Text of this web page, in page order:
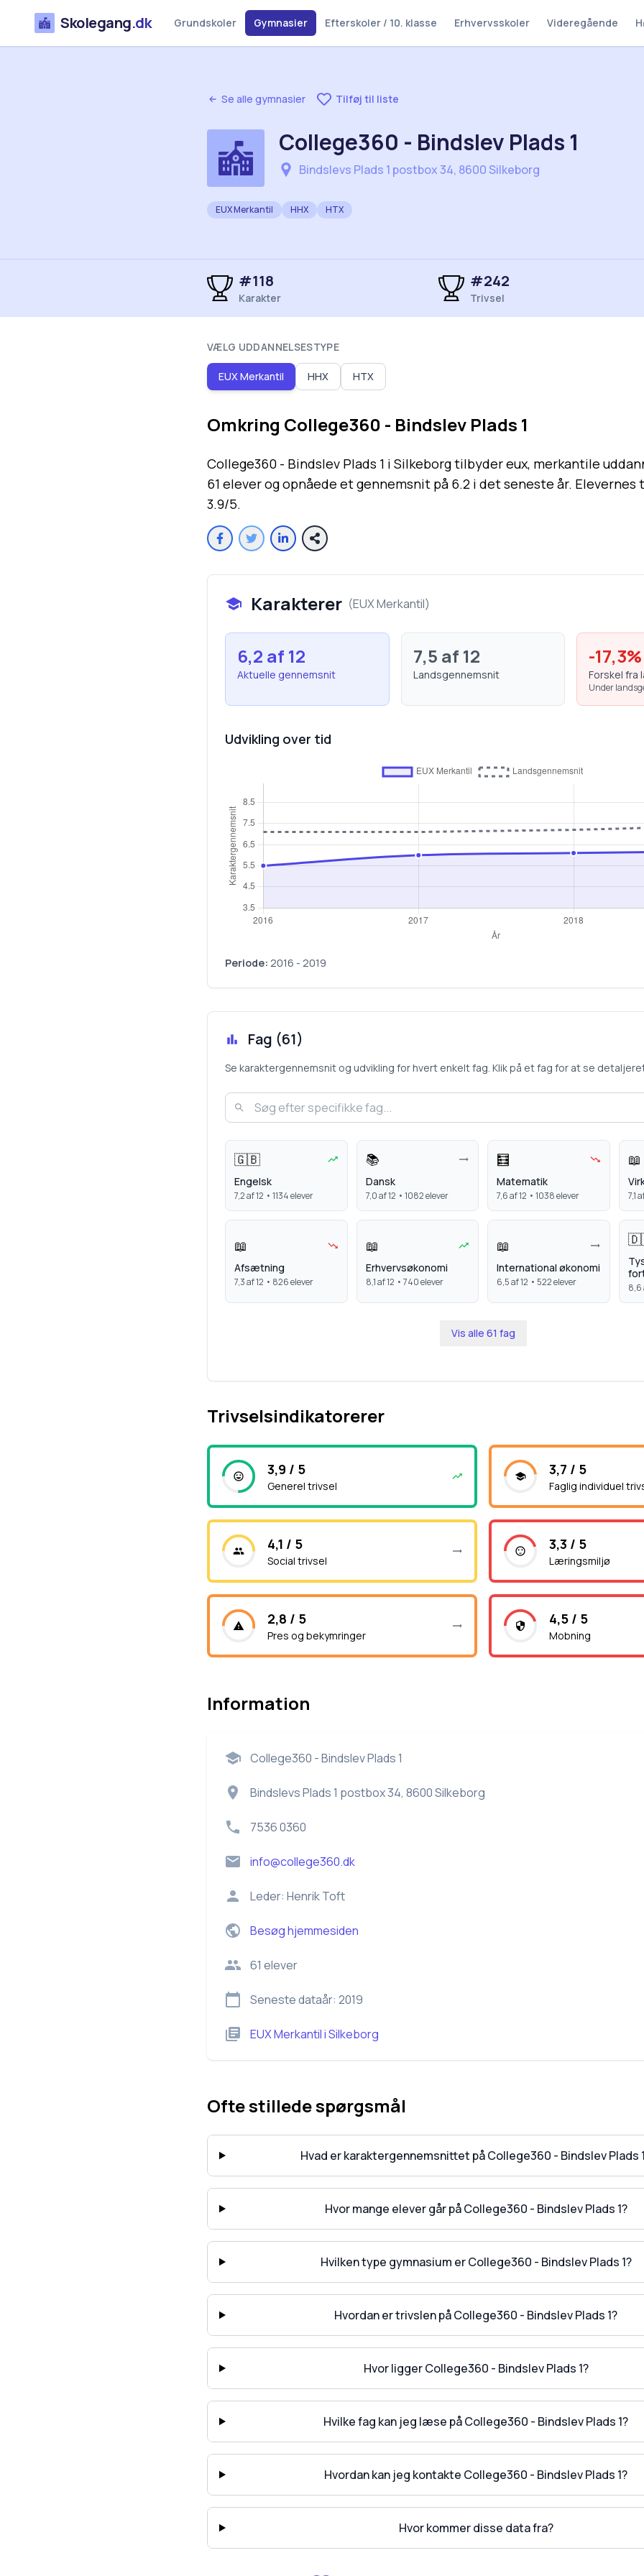
Skolegang.dk Grundskoler Gymnasier Efterskoler / 10. klasse Erhvervsskoler Videregående
Se alle gymnasier Tilføj til liste
College360 - Bindslev Plads 1
Bindslevs Plads 1 postbox 34, 8600 Silkeborg
EUX Merkantil HHX HTX
#118
Karakter
#242
Trivsel
VÆLG UDDANNELSESTYPE
EUX Merkantil HHX HTX
Omkring College360 - Bindslev Plads 1
College360 - Bindslev Plads 1 i Silkeborg tilbyder eux, merkantile
61 elever og opnåede et gennemsnit på 6.2 i det seneste år. Elevernes
3.9/5.
Karakterer (EUX Merkantil)
6,2 af 12
Aktuelle gennemsnit
7,5 af 12
Landsgennemsnit
-17,3%
Forskel fra
Under
Udvikling over tid
Periode: 2016 - 2019
Fag (61)
Se karaktergennemsnit og udvikling for hvert enkelt fag. Klik på et fag for at se
🇬🇧
Engelsk
7,2af 12 • 1134elever
📚
Dansk
7,0af 12 • 1082elever
🧮
Matematik
7,6af 12 • 1038elever
📖
7,1
📖
Afsætning
7,3af 12 • 826elever
📖
Erhvervsøkonomi
8,1af 12 • 740elever
📖
International økonomi
6,5af 12 • 522elever 8,6
Vis alle 61 fag
Trivselsindikatorerer
3,9 / 5
Generel trivsel
3,7 / 5
Faglig individuel
4,1 / 5
Social trivsel
3,3 / 5
Læringsmiljø
2,8 / 5
Pres og bekymringer
4,5 / 5
Mobning
Information
College360 - Bindslev Plads 1
Bindslevs Plads 1 postbox 34, 8600 Silkeborg
7536 0360
info@college360.dk
Leder: Henrik Toft
Besøg hjemmesiden
61 elever
Seneste dataår: 2019
EUX MerkantiliSilkeborg
Ofte stillede spørgsmål
Hvad er karaktergennemsnittet på College360 - Bindslev Plads
Hvor mange elever går på College360 - Bindslev Plads 1?
Hvilken type gymnasium er College360 - Bindslev Plads 1?
Hvordan er trivslen på College360 - Bindslev Plads 1?
Hvor ligger College360 - Bindslev Plads 1?
Hvilke fag kan jeg læse på College360 - Bindslev Plads 1?
Hvordan kan jeg kontakte College360 - Bindslev Plads 1?
Hvor kommer disse data fra?